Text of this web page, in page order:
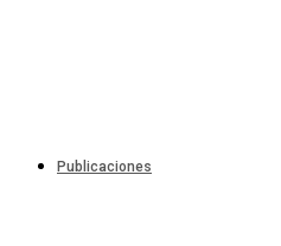
Publicaciones